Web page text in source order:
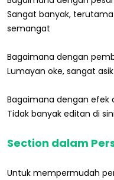
Sangat banyak,
semangat
Bagaimana dengan
Lumayan oke, sangat
Bagaimana dengan
Tidak banyak editan di sini
Section dalam
Untuk mempermudah